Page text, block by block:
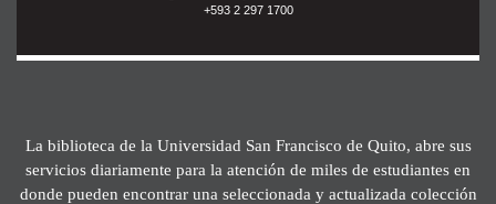
+593 2 297 1700
La biblioteca de la Universidad San Francisco de Quito, abre sus
servicios diariamente para la atención de miles de estudiantes en
donde pueden encontrar una seleccionada y actualizada colección